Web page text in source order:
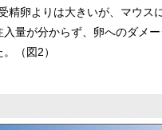
精卵よりは大きいが、マウ
量が分からず、卵へのダメ
（図2）